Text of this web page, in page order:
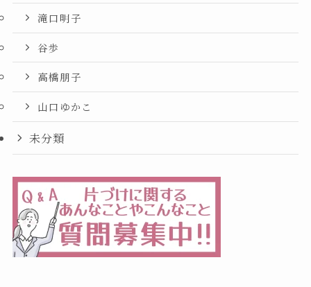
滝口明子
谷歩
高橋朋子
山口ゆかこ
未分類